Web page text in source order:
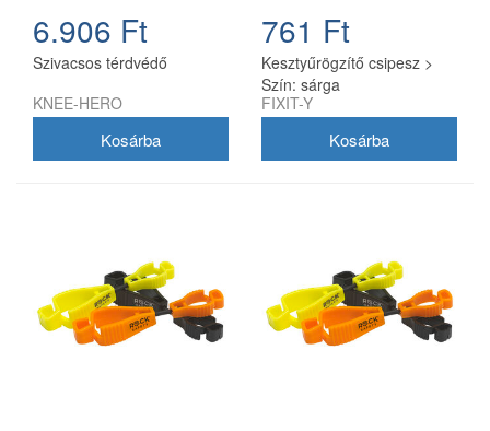
6.906 Ft
Szivacsos térdvédő
KNEE-HERO
761 Ft
Kesztyűrögzítő csipesz >
Szín: sárga
FIXIT-Y